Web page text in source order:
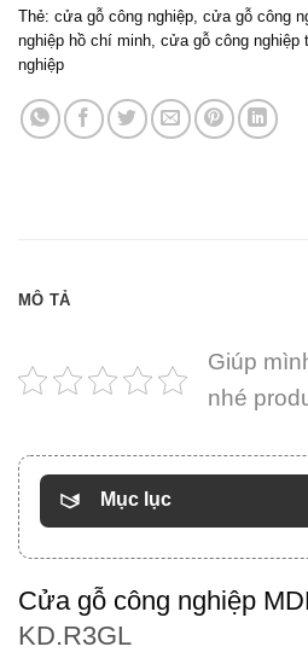
Thẻ: cửa gỗ công nghiệp, cửa gỗ công
nghiệp hồ chí minh, cửa gỗ công nghiệp
nghiệp
MÔ TẢ
Giúp
nhé
Mục lục
Cửa gỗ công nghiệp
KD.R3GL